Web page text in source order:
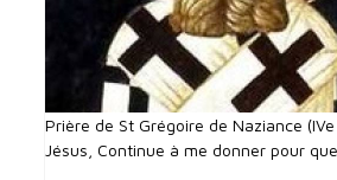
Prière de St Grégoire de Naziance
Jésus, Continue à me donner pour